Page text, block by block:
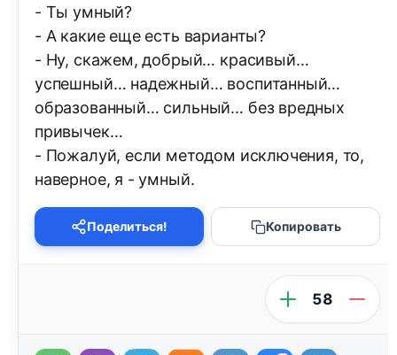
- Ты умный?
- А какие еще есть варианты?
- Ну, скажем, добрый… красивый…
успешный… надежный… воспитанный…
образованный… сильный… без вредных
привычек…
- Пожалуй, если методом исключения, то,
наверное, я - умный.
Поделиться! Копировать
58